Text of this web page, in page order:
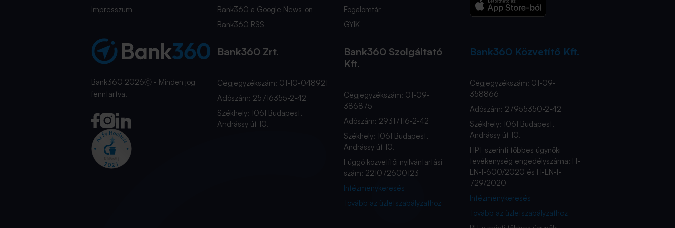
Impresszum
Bank360 a Google News-on
Bank360 RSS
Fogalomtár
GYIK
Bank360 2026Ⓒ - Minden jog
fenntartva.
Bank360 Zrt.
Cégjegyzékszám: 01-10-048921
Adószám: 25716355-2-42
Székhely: 1061 Budapest,
Andrássy út 10.
Bank360 Szolgáltató
Kft.
Cégjegyzékszám: 01-09-
386875
Adószám: 29317116-2-42
Székhely: 1061 Budapest,
Andrássy út 10.
Függő közvetítői nyilvántartási
szám: 221072600123
Intézménykeresés
Tovább az üzletszabályzathoz
Bank360 Közvetítő Kft.
Cégjegyzékszám: 01-09-
358866
Adószám: 27955350-2-42
Székhely: 1061 Budapest,
Andrássy út 10.
HPT szerinti többes ügynöki
tevékenység engedélyszáma: H-
EN-I-600/2020 és H-EN-I-
729/2020
Intézménykeresés
Tovább az üzletszabályzathoz